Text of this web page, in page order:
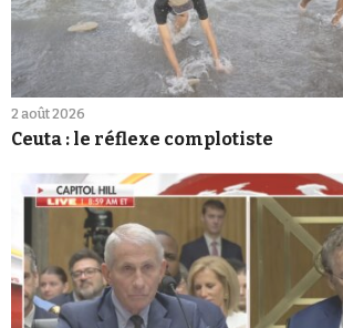
2 août 2026
Ceuta : le réflexe complotiste